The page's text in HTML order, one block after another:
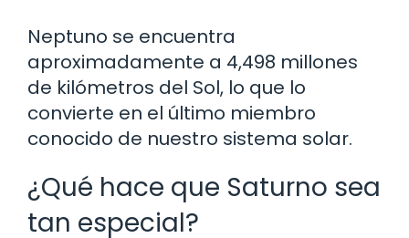
Neptuno se encuentra
aproximadamente a 4,498 millones
de kilómetros del Sol, lo que lo
convierte en el último miembro
conocido de nuestro sistema solar.
¿Qué hace que Saturno sea
tan especial?